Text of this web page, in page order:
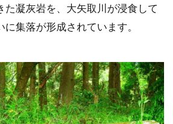
た凝灰岩を、大矢取川が浸食して
集落が形成されています。